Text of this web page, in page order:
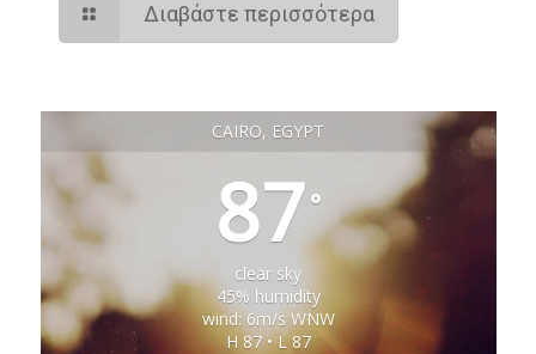
Διαβάστε περισσότερα
CAIRO, EGYPT
87°
clear sky
45% humidity
wind: 6m/s WNW
H 87 • L 87